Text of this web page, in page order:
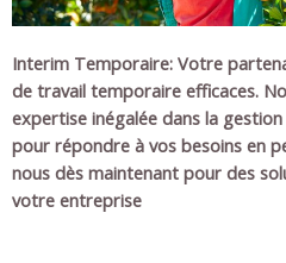
Interim Temporaire: Votre
de travail temporaire efficaces.
expertise inégalée dans la
pour répondre à vos besoins en
nous dès maintenant pour des
votre entreprise